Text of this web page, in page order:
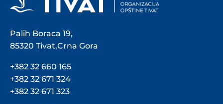
Palih Boraca 19,
85320 Tivat,Crna Gora
+382 32 660 165
+382 32 671 324
+382 32 671 323